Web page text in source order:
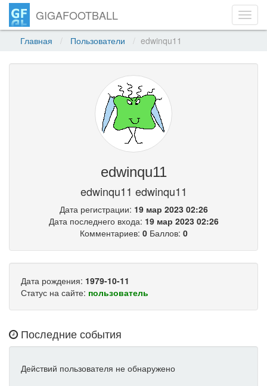
GIGAFOOTBALL
Главная Пользователи edwinqu11
edwinqu11
edwinqu11 edwinqu11
Дата регистрации: 19 мар 2023 02:26
Дата последнего входа: 19 мар 2023 02:26
Комментариев: 0Баллов: 0
Дата рождения: 1979-10-11
Статус на сайте: пользователь
Последние события
Действий пользователя не обнаружено